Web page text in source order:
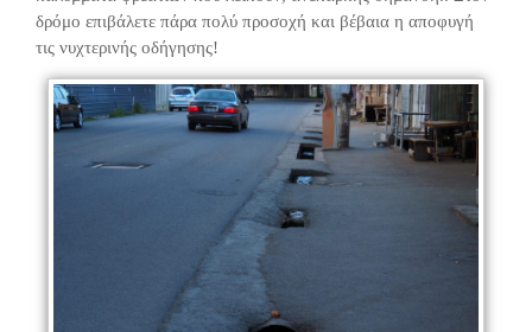
δρόμο επιβάλετε πάρα πολύ προσοχή και βέβαια η αποφυγή
τις νυχτερινής οδήγησης!